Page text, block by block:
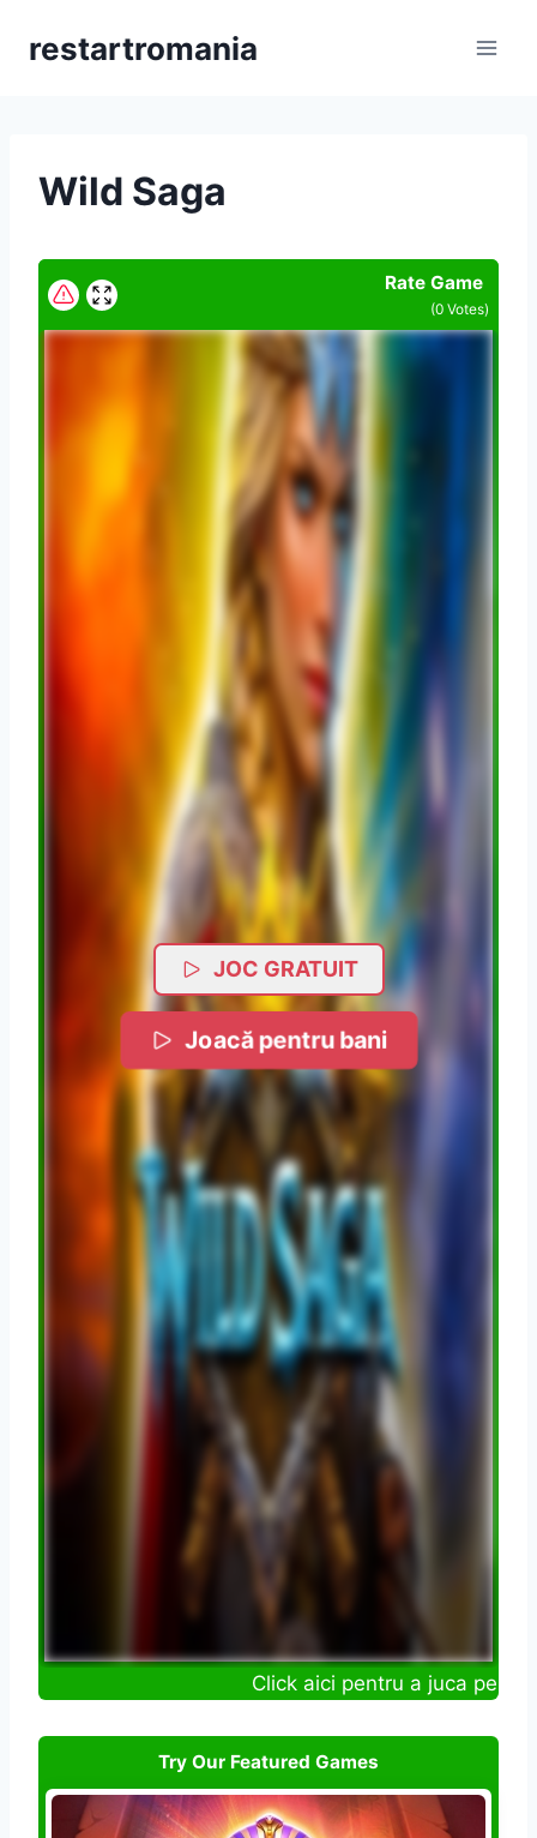
restartromania
Wild Saga
Rate Game
(0 Votes)
JOC GRATUIT
Joacă pentru bani
Click aici pentru a juca pentru
Try Our Featured Games